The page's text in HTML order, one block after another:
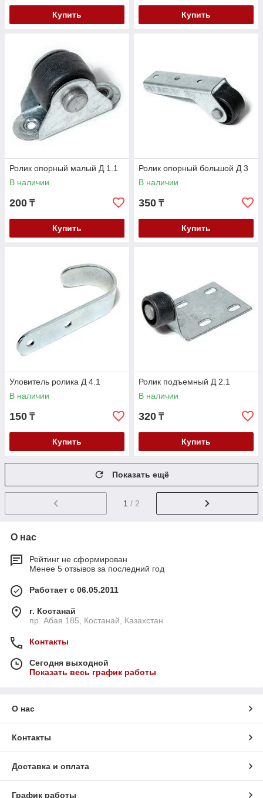
Купить Купить
Ролик опорный малый Д 1.1
В наличии
200 ₸
Купить
Ролик опорный большой Д 3
В наличии
350 ₸
Купить
Уловитель ролика Д 4.1
В наличии
150 ₸
Купить
Ролик подъемный Д 2.1
В наличии
320 ₸
Купить
Показать ещё
1 / 2
О нас
Рейтинг не сформирован
Менее 5 отзывов за последний год
Работает с 06.05.2011
г. Костанай
пр. Абая 185, Костанай, Казахстан
Контакты
Сегодня выходной
Показать весь график работы
О нас
Контакты
Доставка и оплата
График работы